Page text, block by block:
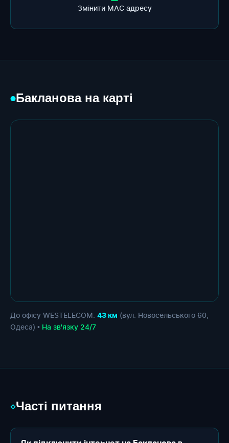
Змінити МАС адресу
●Бакланова на карті
До офісу WESTELECOM: 43 км (вул. Новосельського 60,
Одеса) • На зв'язку 24/7
◇Часті питання